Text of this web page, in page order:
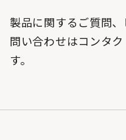
製品に関するご質問
問い合わせはコンタ
す。